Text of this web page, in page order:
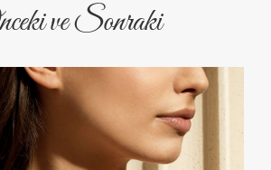
ve Sonraki